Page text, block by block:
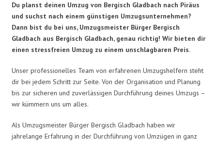
Du planst deinen Umzug von Bergisch Gladbach nach Piräus
und suchst nach einem günstigen Umzugsunternehmen?
Dann bist du bei uns, Umzugsmeister Bürger Bergisch
Gladbach aus Bergisch Gladbach, genau richtig! Wir bieten dir
einen stressfreien Umzug zu einem unschlagbaren Preis.
Unser professionelles Team von erfahrenen Umzugshelfern steht
dir bei jedem Schritt zur Seite. Von der Organisation und Planung
bis zur sicheren und zuverlässigen Durchführung deines Umzugs –
wir kümmern uns um alles.
Als Umzugsmeister Bürger Bergisch Gladbach haben wir
jahrelange Erfahrung in der Durchführung von Umzügen in ganz